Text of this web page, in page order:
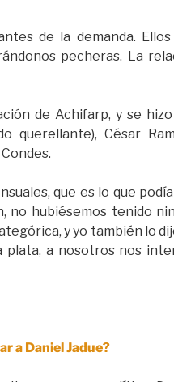
de la demanda.
pecheras. La
de Achifarp, y se hizo
querellante), César
que es lo que
no hubiésemos tenido
y yo también lo
plata, a nosotros nos
a Daniel Jadue?